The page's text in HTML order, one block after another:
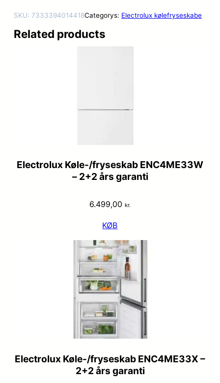
SKU: 7333394014418Categorys: Electrolux kølefryseskabe
Related products
Electrolux Køle-/fryseskab ENC4ME33W
– 2+2 års garanti
6.499,00 kr.
KØB
Electrolux Køle-/fryseskab ENC4ME33X –
2+2 års garanti